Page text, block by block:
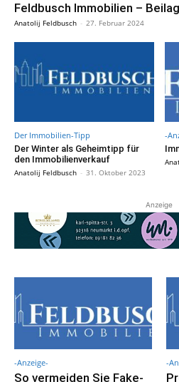
Feldbusch Immobilien –
Anatolij Feldbusch - 27. Februar 2024
Der Immobilien-Tipp
Der Winter als Geheimtipp für
den Immobilienverkauf
Anatolij Feldbusch - 31. Oktober 2023
-
Anzeige
-Anzeige-
So vermeiden Sie Fake-
-